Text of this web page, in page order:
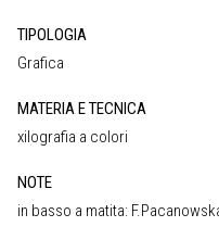
TIPOLOGIA
Grafica
MATERIA E TECNICA
xilografia a colori
NOTE
in basso a matita: